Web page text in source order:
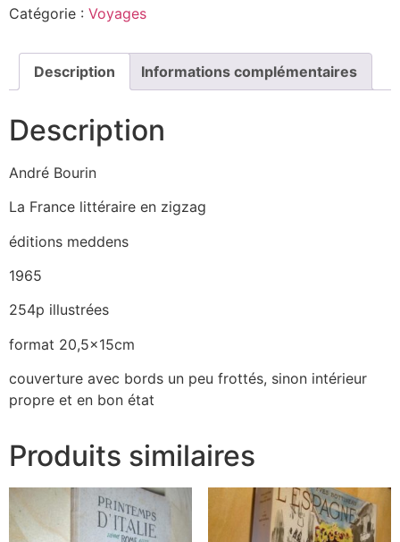
Catégorie : Voyages
Description Informations complémentaires
Description
André Bourin
La France littéraire en zigzag
éditions meddens
1965
254p illustrées
format 20,5x15cm
couverture avec bords un peu frottés, sinon intérieur
propre et en bon état
Produits similaires